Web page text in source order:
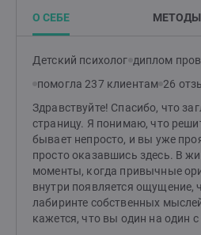
О СЕБЕ МЕТОДЫ
Детский психолог диплом
помогла 237 клиентам 26
Здравствуйте! Спасибо, что
страницу. Я понимаю, что
бывает непросто, и вы уже
просто оказавшись здесь. В
моменты, когда привычные
внутри появляется ощущение,
лабиринте собственных
кажется, что вы один на один